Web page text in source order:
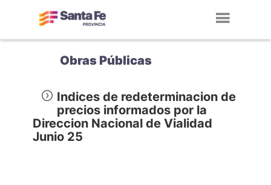
Obras Públicas
Indices de redeterminacion de
precios informados por la
Direccion Nacional de Vialidad
Junio 25